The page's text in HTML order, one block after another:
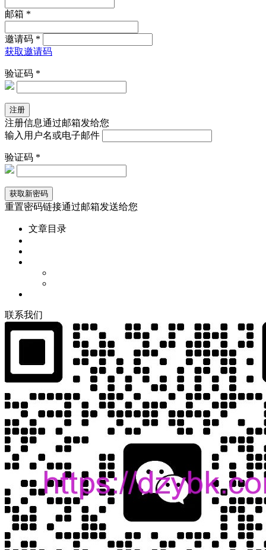
邮箱 *
邀请码 *
获取邀请码
验证码 *
注册信息通过邮箱发给您
输入用户名或电子邮件
验证码 *
重置密码链接通过邮箱发送给您
文章目录
联系我们